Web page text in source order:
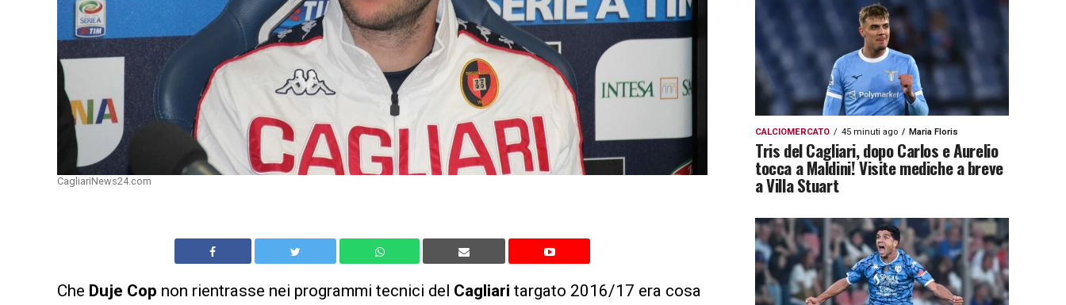
CagliariNews24.com
Che Duje Cop non rientrasse nei programmi tecnici del Cagliari targato 2016/17 era cosa
CALCIOMERCATO 45 minuti ago Maria Floris
Tris del Cagliari, dopo Carlos e Aurelio
tocca a Maldini! Visite mediche a breve
a Villa Stuart